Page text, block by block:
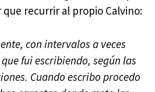
recurrir al propio Calvino:
con intervalos a veces
fui escribiendo, según las
Cuando escribo procedo